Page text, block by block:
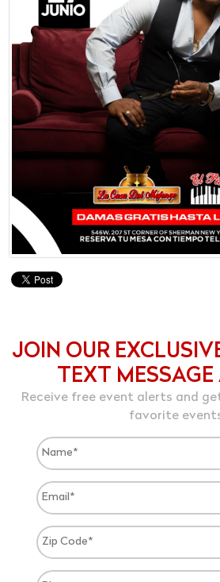
JOIN OUR
TEXT
Receive free event alerts and
favorite